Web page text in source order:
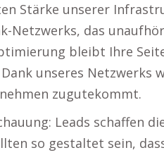
Stärke unserer
Netzwerks, das
bleibt Ihre
unseres Netzwerks
zugutekommt.
Leads schaffen
so gestaltet sein,